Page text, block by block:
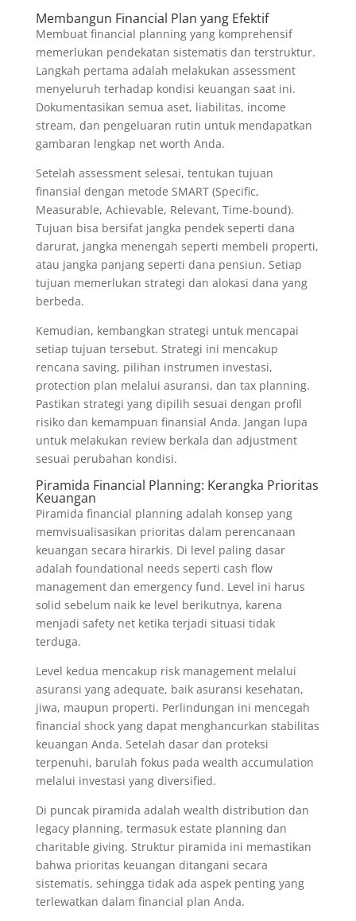
Membangun Financial Plan yang Efektif
Membuat financial planning yang komprehensif
memerlukan pendekatan sistematis dan terstruktur.
Langkah pertama adalah melakukan assessment
menyeluruh terhadap kondisi keuangan saat ini.
Dokumentasikan semua aset, liabilitas, income
stream, dan pengeluaran rutin untuk mendapatkan
gambaran lengkap net worth Anda.
Setelah assessment selesai, tentukan tujuan
finansial dengan metode SMART (Specific,
Measurable, Achievable, Relevant, Time-bound).
Tujuan bisa bersifat jangka pendek seperti dana
darurat, jangka menengah seperti membeli properti,
atau jangka panjang seperti dana pensiun. Setiap
tujuan memerlukan strategi dan alokasi dana yang
berbeda.
Kemudian, kembangkan strategi untuk mencapai
setiap tujuan tersebut. Strategi ini mencakup
rencana saving, pilihan instrumen investasi,
protection plan melalui asuransi, dan tax planning.
Pastikan strategi yang dipilih sesuai dengan profil
risiko dan kemampuan finansial Anda. Jangan lupa
untuk melakukan review berkala dan adjustment
sesuai perubahan kondisi.
Piramida Financial Planning: Kerangka Prioritas
Keuangan
Piramida financial planning adalah konsep yang
memvisualisasikan prioritas dalam perencanaan
keuangan secara hirarkis. Di level paling dasar
adalah foundational needs seperti cash flow
management dan emergency fund. Level ini harus
solid sebelum naik ke level berikutnya, karena
menjadi safety net ketika terjadi situasi tidak
terduga.
Level kedua mencakup risk management melalui
asuransi yang adequate, baik asuransi kesehatan,
jiwa, maupun properti. Perlindungan ini mencegah
financial shock yang dapat menghancurkan stabilitas
keuangan Anda. Setelah dasar dan proteksi
terpenuhi, barulah fokus pada wealth accumulation
melalui investasi yang diversified.
Di puncak piramida adalah wealth distribution dan
legacy planning, termasuk estate planning dan
charitable giving. Struktur piramida ini memastikan
bahwa prioritas keuangan ditangani secara
sistematis, sehingga tidak ada aspek penting yang
terlewatkan dalam financial plan Anda.